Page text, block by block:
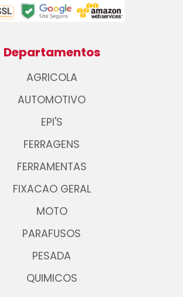
Departamentos
AGRICOLA
AUTOMOTIVO
EPI'S
FERRAGENS
FERRAMENTAS
FIXACAO GERAL
MOTO
PARAFUSOS
PESADA
QUIMICOS